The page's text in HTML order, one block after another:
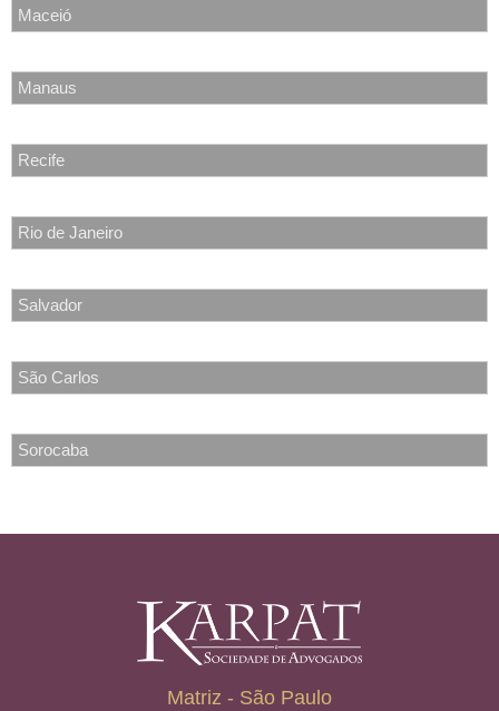
Maceió
Manaus
Recife
Rio de Janeiro
Salvador
São Carlos
Sorocaba
Matriz - São Paulo